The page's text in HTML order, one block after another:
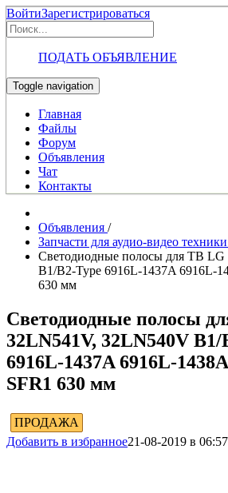
ВойтиЗарегистрироваться
ПОДАТЬ ОБЪЯВЛЕНИЕ
Toggle navigation
Главная
Файлы
Форум
Объявления
Чат
Контакты
Объявления /
Запчасти для аудио-видео техники
Светодиодные полосы для ТВ
B1/B2-Type 6916L-1437A 6916L-
630 мм
Светодиодные полосы
32LN541V, 32LN540V B1/
6916L-1437A 6916L-
SFR1 630 мм
ПРОДАЖА
Добавить в избранное21-08-2019 в 06:57